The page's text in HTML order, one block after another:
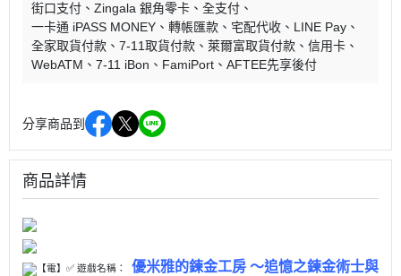
街口支付
Zingala 銀角零卡
全支付
一卡通 iPASS MONEY
轉帳匯款 宅配代收
LINE Pay
全家取貨付款
7-11取貨付款 萊爾富取貨付款
信用卡
WebATM
7-11 iBon FamiPort AFTEE先享後付
分享商品到
商品詳情
【電】✅ 遊戲名稱： 優米雅的鍊金工房 ～追憶之鍊金術士與